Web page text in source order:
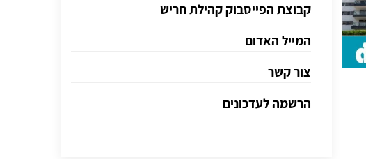
קבוצת הפייסבוק קהילת חריש
המייל האדום
צור קשר
הרשמה לעדכונים